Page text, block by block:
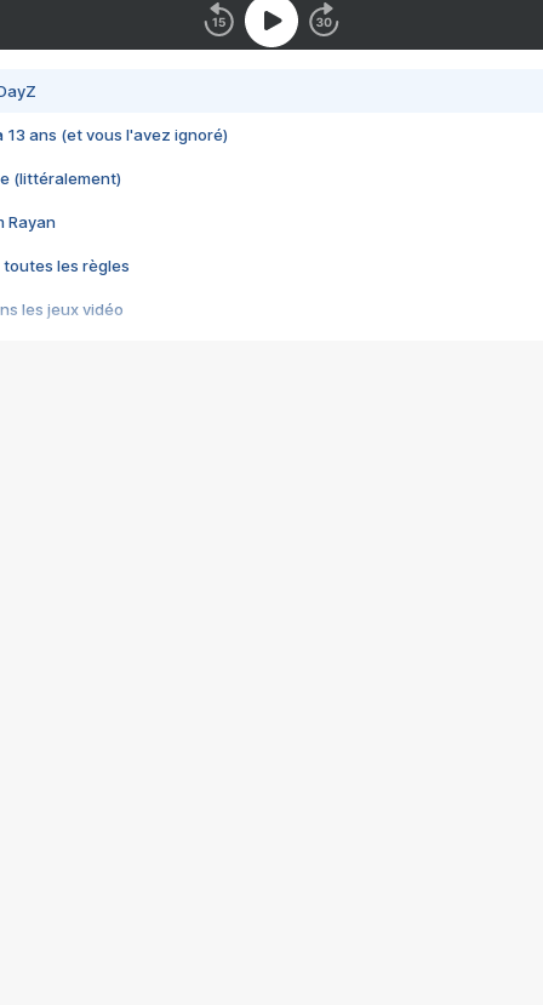
13 ans (et vous l'avez ignoré)
(littéralement)
Rayan
toutes les règles
les jeux vidéo